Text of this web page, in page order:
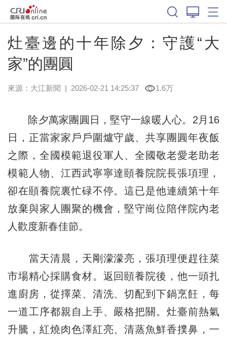
灶臺邊的十年除夕：守護“大
家”的團圓
來源： 大江新聞 | 2026-02-21 14:25:37 1.6万
除夕萬家團圓日，堅守一線暖人心。2月16
日，正當家家戶戶圍爐守歲、共享團圓年夜飯
之際，全國模範退役軍人、全國敬老愛老助老
模範人物、江西武寧寧達頤養院院長張項理，
卻在頤養院裏忙碌不停。這已是他連續第十年
放棄與家人團聚的機會，堅守崗位陪伴院內老
人歡度新春佳節。
當天清晨，天剛濛濛亮，張項理便趕往菜
市場精心採購食材。返回頤養院後，他一頭扎
進廚房，從擇菜、清洗、切配到下鍋烹飪，每
一道工序都親自上手、嚴格把關。灶臺前熱氣
升騰，紅燒肉色澤紅亮、清蒸魚鮮香撲鼻，一